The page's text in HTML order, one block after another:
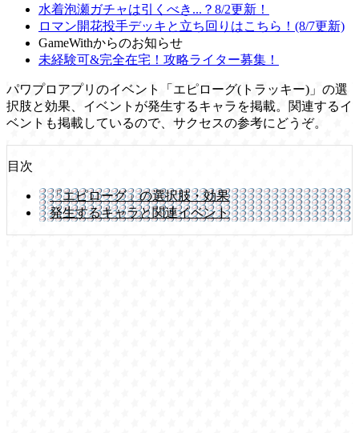
水着泡瀬ガチャは引くべき...？8/2更新！
ロマン開花投手デッキと立ち回りはこちら！(8/7更新)
GameWithからのお知らせ
未経験可&完全在宅！攻略ライター募集！
パワプロアプリのイベント「エピローグ(トラッキー)」の選
択肢と効果、イベントが発生するキャラを掲載。関連するイ
ベントも掲載しているので、サクセスの参考にどうぞ。
目次
「エピローグ」の選択肢・効果
発生するキャラと関連イベント